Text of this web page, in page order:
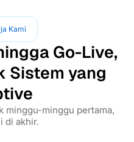
Kami
Go-Live,
Sistem yang
minggu-minggu pertama,
di akhir.